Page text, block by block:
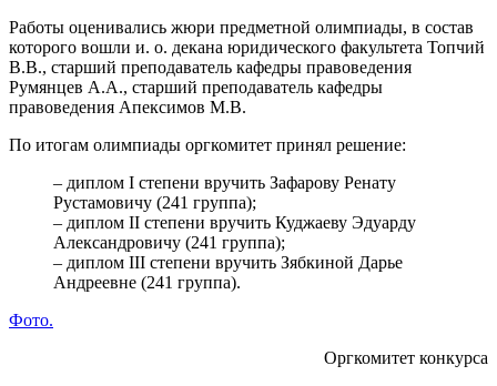
Работы оценивались жюри предметной олимпиады, в состав
которого вошли и. о. декана юридического факультета Топчий
В.В., старший преподаватель кафедры правоведения
Румянцев А.А., старший преподаватель кафедры
правоведения Апексимов М.В.
По итогам олимпиады оргкомитет принял решение:
– диплом I степени вручить Зафарову Ренату
Рустамовичу (241 группа);
– диплом II степени вручить Куджаеву Эдуарду
Александровичу (241 группа);
– диплом III степени вручить Зябкиной Дарье
Андреевне (241 группа).
Фото.
Оргкомитет конкурса